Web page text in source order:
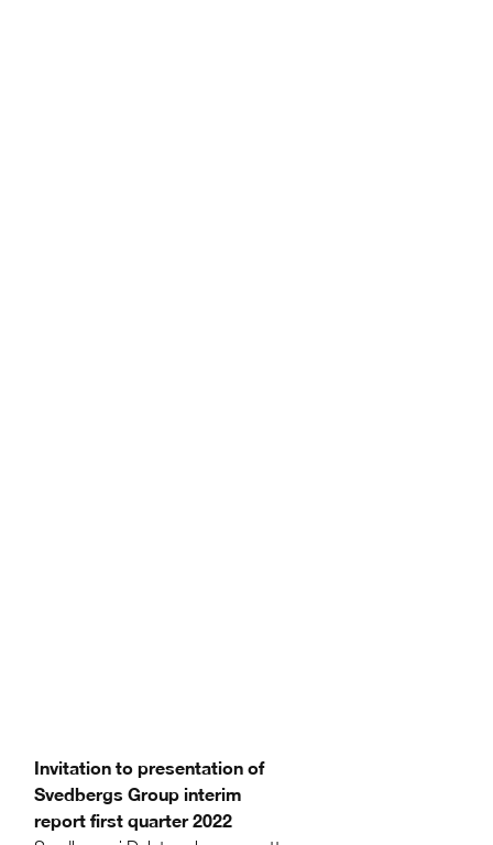
Invitation to presentation of
Svedbergs Group interim
report first quarter 2022